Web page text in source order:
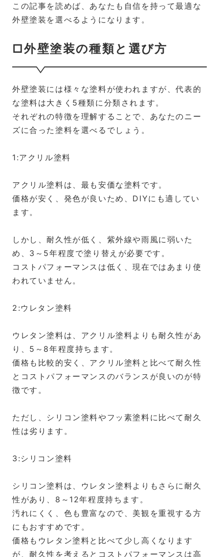
この記事を読めば、あなたも自信を持って最適な
外壁塗装を選べるようになります。
□外壁塗装の種類と選び方
外壁塗装には様々な塗料が使われますが、代表的
な塗料は大きく5種類に分類されます。
それぞれの特徴を理解することで、あなたのニー
ズに合った塗料を選べるでしょう。
1:アクリル塗料
アクリル塗料は、最も安価な塗料です。
価格が安く、発色が良いため、DIYにも適してい
ます。
しかし、耐久性が低く、紫外線や雨風に弱いた
め、3～5年程度で塗り替えが必要です。
コストパフォーマンスは低く、現在ではあまり使
われていません。
2:ウレタン塗料
ウレタン塗料は、アクリル塗料よりも耐久性があ
り、5～8年程度持ちます。
価格も比較的安く、アクリル塗料と比べて耐久性
とコストパフォーマンスのバランスが良いのが特
徴です。
ただし、シリコン塗料やフッ素塗料に比べて耐久
性は劣ります。
3:シリコン塗料
シリコン塗料は、ウレタン塗料よりもさらに耐久
性があり、8～12年程度持ちます。
汚れにくく、色も豊富なので、美観を重視する方
にもおすすめです。
価格もウレタン塗料と比べて少し高くなります
が、耐久性を考えるとコストパフォーマンスは高